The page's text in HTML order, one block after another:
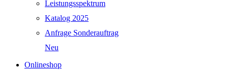
Leistungsspektrum
Katalog 2025
Anfrage Sonderauftrag
Neu
Onlineshop